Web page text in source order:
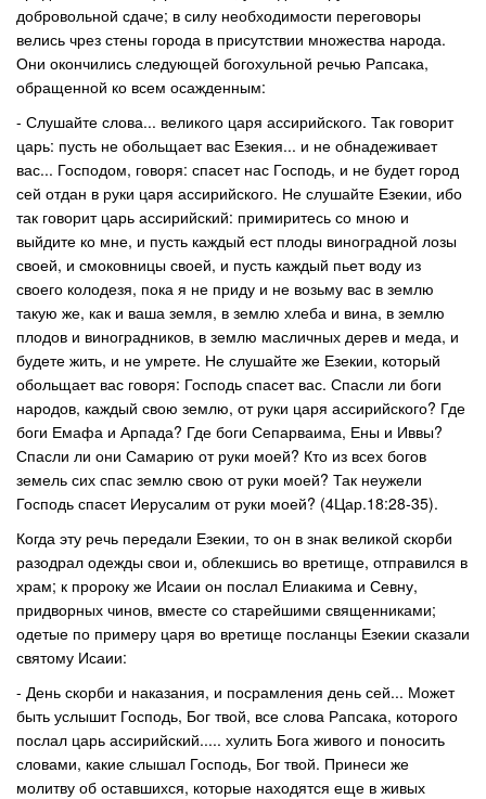
добровольной сдаче; в силу необходимости переговоры
велись чрез стены города в присутствии множества народа.
Они окончились следующей богохульной речью Рапсака,
обращенной ко всем осажденным:
- Слушайте слова... великого царя ассирийского. Так говорит
царь: пусть не обольщает вас Езекия... и не обнадеживает
вас... Господом, говоря: спасет нас Господь, и не будет город
сей отдан в руки царя ассирийского. Не слушайте Езекии, ибо
так говорит царь ассирийский: примиритесь со мною и
выйдите ко мне, и пусть каждый ест плоды виноградной лозы
своей, и смоковницы своей, и пусть каждый пьет воду из
своего колодезя, пока я не приду и не возьму вас в землю
такую же, как и ваша земля, в землю хлеба и вина, в землю
плодов и виноградников, в землю масличных дерев и меда, и
будете жить, и не умрете. Не слушайте же Езекии, который
обольщает вас говоря: Господь спасет вас. Спасли ли боги
народов, каждый свою землю, от руки царя ассирийского? Где
боги Емафа и Арпада? Где боги Сепарваима, Ены и Иввы?
Спасли ли они Самарию от руки моей? Кто из всех богов
земель сих спас землю свою от руки моей? Так неужели
Господь спасет Иерусалим от руки моей? (4Цар.18:28-35).
Когда эту речь передали Езекии, то он в знак великой скорби
разодрал одежды свои и, облекшись во вретище, отправился в
храм; к пророку же Исаии он послал Елиакима и Севну,
придворных чинов, вместе со старейшими священниками;
одетые по примеру царя во вретище посланцы Езекии сказали
святому Исаии:
- День скорби и наказания, и посрамления день сей... Может
быть услышит Господь, Бог твой, все слова Рапсака, которого
послал царь ассирийский..... хулить Бога живого и поносить
словами, какие слышал Господь, Бог твой. Принеси же
молитву об оставшихся, которые находятся еще в живых